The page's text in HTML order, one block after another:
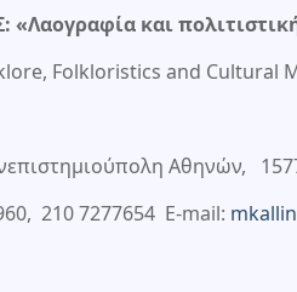
«Λαογραφία και
Folkloristics and Cultural
Αθηνών,
210 7277654 Ε-mail: